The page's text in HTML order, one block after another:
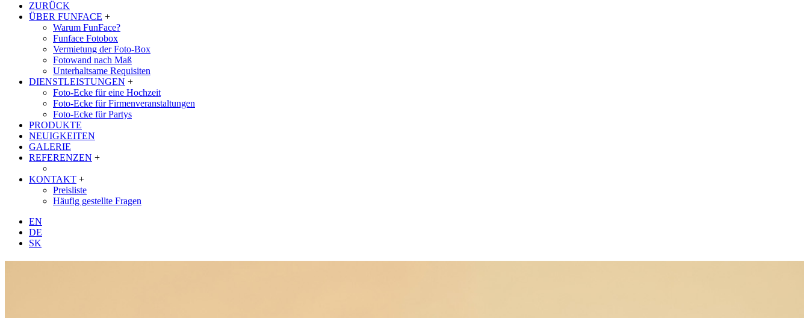
ZURÜCK
ÜBER FUNFACE +
Warum FunFace?
Funface Fotobox
Vermietung der Foto-Box
Fotowand nach Maß
Unterhaltsame Requisiten
DIENSTLEISTUNGEN +
Foto-Ecke für eine Hochzeit
Foto-Ecke für Firmenveranstaltungen
Foto-Ecke für Partys
PRODUKTE
NEUIGKEITEN
GALERIE
REFERENZEN +
KONTAKT +
Preisliste
Häufig gestellte Fragen
EN
DE
SK